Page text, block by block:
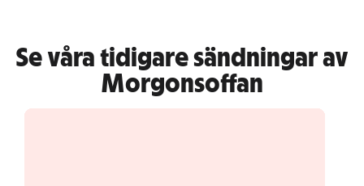
Se våra tidigare sändningar av
Morgonsoffan